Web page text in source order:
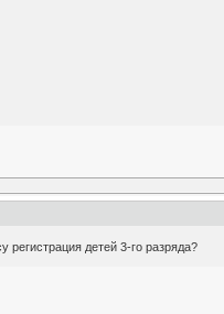
детей 3-го разряда?